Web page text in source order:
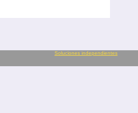
Soluciones independientes